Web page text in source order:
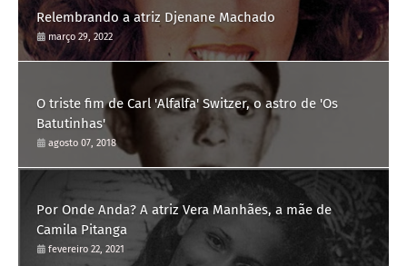
Relembrando a atriz Djenane Machado
março 29, 2022
O triste fim de Carl 'Alfalfa' Switzer, o astro de 'Os
Batutinhas'
agosto 07, 2018
Por Onde Anda? A atriz Vera Manhães, a mãe de
Camila Pitanga
fevereiro 22, 2021